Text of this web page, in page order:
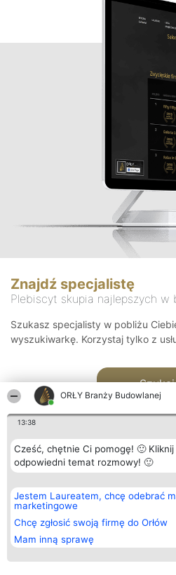
ORŁY Branży Budowlanej
13:38
Cześć, chętnie Ci pomogę! 🙂
odpowiedni temat rozmowy! 🙂
Jestem Laureatem, chcę odebrać
marketingowe
Chcę zgłosić swoją firmę do Orłów
Mam inną sprawę
Znajdź specjalistę
Plebiscyt skupia najlepszych w
Szukasz specjalisty w pobliżu
wyszukiwarkę. Korzystaj tylko z
Szukaj
Organizator plebiscytu
Bright Side Solutions sp. z o.
o. sp. k.
ul. Ruska 22
Wrocław 50-079
KRS 0000749100 | Regon
381313360 | NIP 8943132676
Plebiscyt
Laureaci
wszystkich
Laureatów
Regulamin